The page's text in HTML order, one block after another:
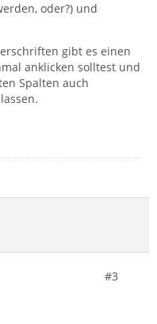
oder?) und
gibt es einen
anklicken solltest und
Spalten auch
#3